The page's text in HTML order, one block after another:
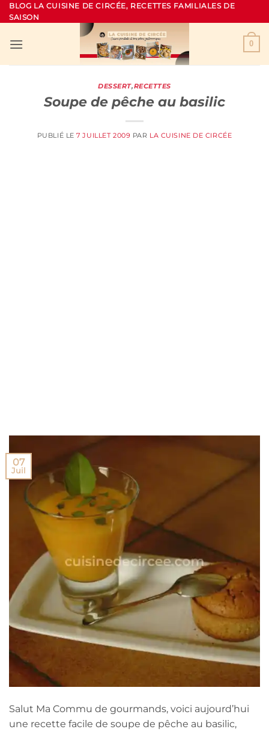
Passer
au
BLOG LA CUISINE DE CIRCÉE, RECETTES FAMILIALES DE
SAISON
0
DESSERT,RECETTES
Soupe de pêche au basilic
PUBLIÉ LE7 JUILLET 2009 PAR LA CUISINE DE CIRCÉE
07
Juil
Salut Ma Commu de gourmands, voici aujourd’hui
une recette facile de soupe de pêche au basilic,